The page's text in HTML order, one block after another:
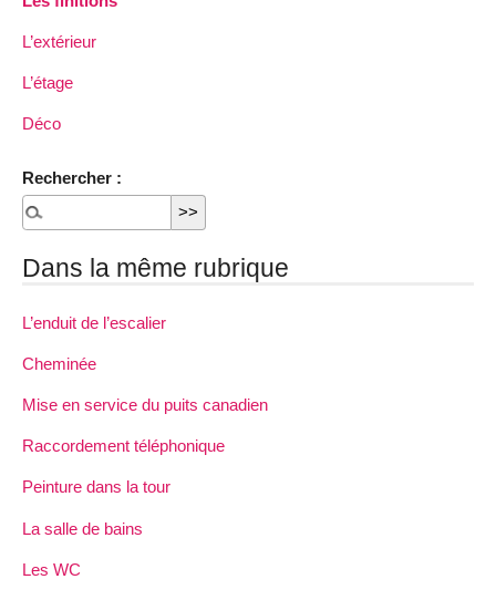
L’extérieur
L’étage
Déco
Rechercher :
Dans la même rubrique
L’enduit de l’escalier
Cheminée
Mise en service du puits canadien
Raccordement téléphonique
Peinture dans la tour
La salle de bains
Les WC